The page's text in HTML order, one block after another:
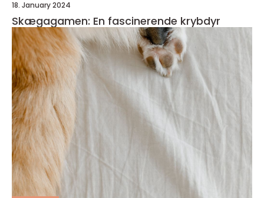
18. January 2024
Skægagamen: En fascinerende krybdyr